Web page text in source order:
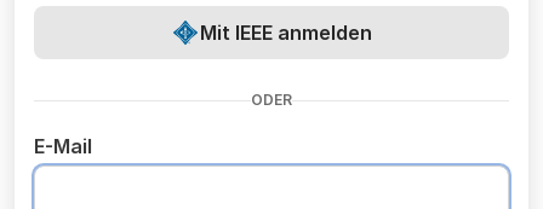
Mit IEEE anmelden
ODER
E-Mail